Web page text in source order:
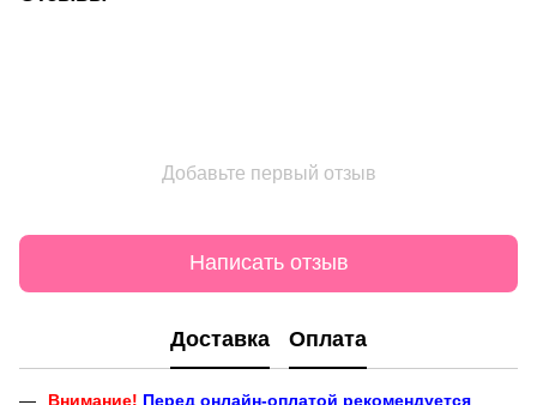
Добавьте первый отзыв
Написать отзыв
Доставка Оплата
Внимание! Перед онлайн-оплатой рекомендуется